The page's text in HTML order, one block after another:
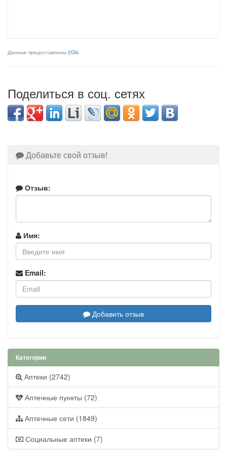
Данные предоставлены 2Gis
Поделиться в соц. сетях
Добавьте свой отзыв!
Отзыв:
Имя:
Email:
Добавить отзыв
Категории
Аптеки (2742)
Аптечные пункты (72)
Аптечные сети (1849)
Социальные аптеки (7)